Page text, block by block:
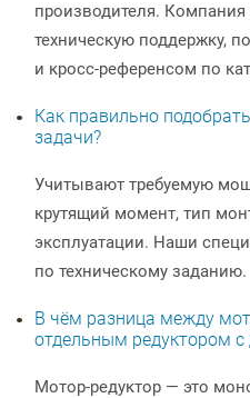
производителя.
техническую поддержку,
и кросс-референсом по
Как правильно
задачи?
Учитывают требуемую
крутящий момент, тип
эксплуатации. Наши
по техническому заданию.
В чём разница между
отдельным редуктором с
Мотор-редуктор — это